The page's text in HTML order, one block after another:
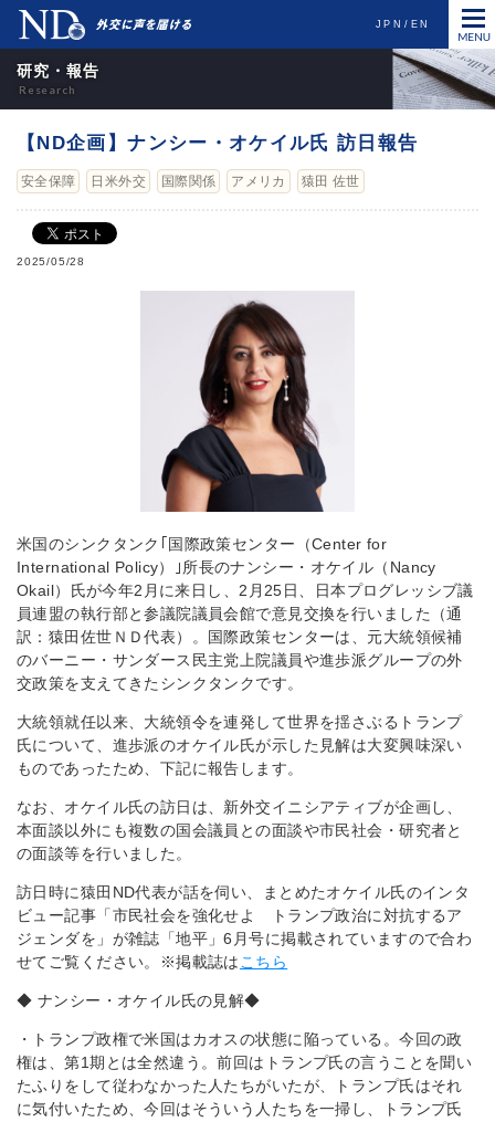
JPN EN
研究・報告
【ND企画】ナンシー・オケイル氏 訪日報告
安全保障 日米外交 国際関係 アメリカ 猿田 佐世
2025/05/28
米国のシンクタンク｢国際政策センター（Center for
International Policy）｣所長のナンシー・オケイル（Nancy
Okail）氏が今年2月に来日し、2月25日、日本プログレッシブ議
員連盟の執行部と参議院議員会館で意見交換を行いました（通
訳：猿田佐世ＮＤ代表）。国際政策センターは、元大統領候補
のバーニー・サンダース民主党上院議員や進歩派グループの外
交政策を支えてきたシンクタンクです。
大統領就任以来、大統領令を連発して世界を揺さぶるトランプ
氏について、進歩派のオケイル氏が示した見解は大変興味深い
ものであったため、下記に報告します。
なお、オケイル氏の訪日は、新外交イニシアティブが企画し、
本面談以外にも複数の国会議員との面談や市民社会・研究者と
の面談等を行いました。
訪日時に猿田ND代表が話を伺い、まとめたオケイル氏のインタ
ビュー記事「市民社会を強化せよ トランプ政治に対抗するア
ジェンダを」が雑誌「地平」6月号に掲載されていますので合わ
せてご覧ください。※掲載誌は こちら
◆ ナンシー・オケイル氏の見解◆
・トランプ政権で米国はカオスの状態に陥っている。今回の政
権は、第1期とは全然違う。前回はトランプ氏の言うことを聞い
たふりをして従わなかった人たちがいたが、トランプ氏はそれ
に気付いたため、今回はそういう人たちを一掃し、トランプ氏